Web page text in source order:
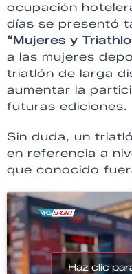
ocupación
días se presentó
“Mujeres y
a las mujeres
triatlón de larga
aumentar la
futuras ediciones.
Sin duda, un
en referencia a
que conocido
Haz clic